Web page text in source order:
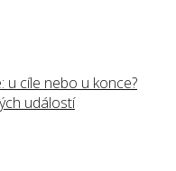
u cíle nebo u konce?
událostí